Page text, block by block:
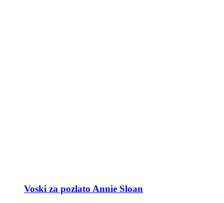
Voski za pozlato Annie Sloan